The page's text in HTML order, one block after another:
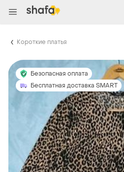
Короткие платья
Безопасная оплата
Бесплатная доставка SMART